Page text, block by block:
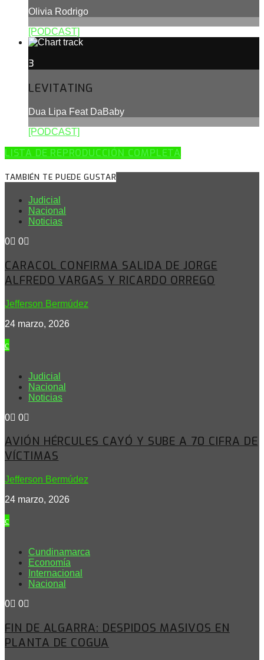
Olivia Rodrigo
[PODCAST]
3
LEVITATING
Dua Lipa Feat DaBaby
[PODCAST]
LISTA DE REPRODUCCIÓN COMPLETA
TAMBIÉN TE PUEDE GUSTAR
Judicial
Nacional
Noticias
0
0
CARACOL CONFIRMA SALIDA DE JORGE
ALFREDO VARGAS Y RICARDO ORREGO
Jefferson Bermúdez
24 marzo, 2026
Judicial
Nacional
Noticias
0
0
AVIÓN HÉRCULES CAYÓ Y SUBE A 70 CIFRA DE
VÍCTIMAS
Jefferson Bermúdez
24 marzo, 2026
Cundinamarca
Economía
Internacional
Nacional
0
0
FIN DE ALGARRA: DESPIDOS MASIVOS EN
PLANTA DE COGUA